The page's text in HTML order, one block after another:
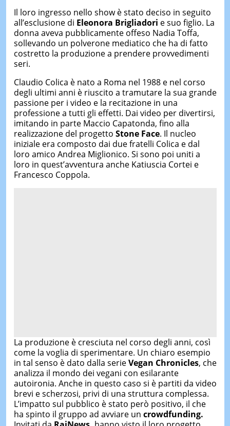
Il loro ingresso nello show è stato deciso in seguito
all’esclusione di Eleonora Brigliadori e suo figlio. La
donna aveva pubblicamente offeso Nadia Toffa,
sollevando un polverone mediatico che ha di fatto
costretto la produzione a prendere provvedimenti
seri.
Claudio Colica è nato a Roma nel 1988 e nel corso
degli ultimi anni è riuscito a tramutare la sua grande
passione per i video e la recitazione in una
professione a tutti gli effetti. Dai video per divertirsi,
imitando in parte Maccio Capatonda, fino alla
realizzazione del progetto Stone Face. Il nucleo
iniziale era composto dai due fratelli Colica e dal
loro amico Andrea Miglionico. Si sono poi uniti a
loro in quest’avventura anche Katiuscia Cortei e
Francesco Coppola.
La produzione è cresciuta nel corso degli anni, così
come la voglia di sperimentare. Un chiaro esempio
in tal senso è dato dalla serieVegan Chronicles, che
analizza il mondo dei vegani con esilarante
autoironia. Anche in questo caso si è partiti da video
brevi e scherzosi, privi di una struttura complessa.
L’impatto sul pubblico è stato però positivo, il che
ha spinto il gruppo ad avviare un crowdfunding.